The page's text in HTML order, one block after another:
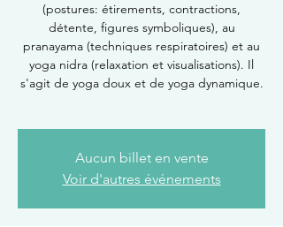
(postures: étirements, contractions,
détente, figures symboliques), au
pranayama (techniques respiratoires) et au
yoga nidra (relaxation et visualisations). Il
s'agit de yoga doux et de yoga dynamique.
Aucun billet en vente
Voir d'autres événements